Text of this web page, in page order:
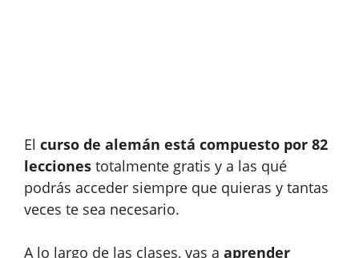
El curso de alemán está compuesto por 82
lecciones totalmente gratis y a las qué
podrás acceder siempre que quieras y tantas
veces te sea necesario.
A lo largo de las clases, vas a aprender